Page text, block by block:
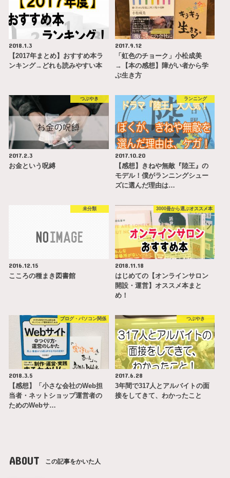
2018.1.3
【2017年まとめ】おすすめ本ラ
ンキング→どれも読みやすい本
2017.9.12
「虹色のチョーク」小松成美
→【本の感想】障がい者から学
ぶ生き方
つぶやき
2017.2.3
お金という呪縛
ランニング
2017.10.20
【感想】きねや無敵『陸王』の
モデル！僕がランニングシュー
ズに選んだ理由は…
未分類
2016.12.15
こころの種まき図書館
3000冊から選ぶオススメ本
2018.11.18
はじめての【オンラインサロン
開設・運営】オススメ本まと
め！
ブログ・パソコン関係
2018.3.5
【感想】「小さな会社のWeb担
当者・ネットショップ運営者の
ためのWebサ…
つぶやき
2017.6.28
3年間で317人とアルバイトの面
接をしてきて、わかったこと
ABOUT この記事をかいた人